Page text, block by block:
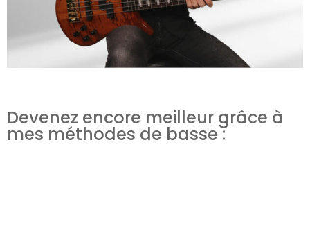
Devenez encore meilleur grâce à
mes méthodes de basse :